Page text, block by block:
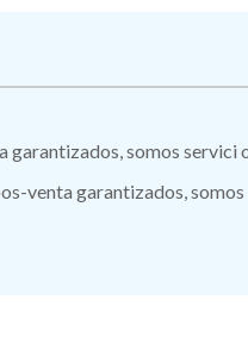
somos
venta garantizados,